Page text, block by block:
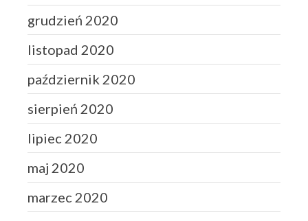
grudzień 2020
listopad 2020
październik 2020
sierpień 2020
lipiec 2020
maj 2020
marzec 2020